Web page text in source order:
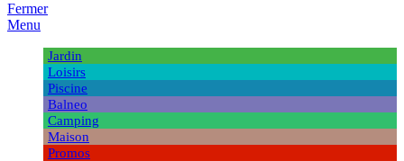
Fermer
Menu
Jardin
Loisirs
Piscine
Balneo
Camping
Maison
Promos